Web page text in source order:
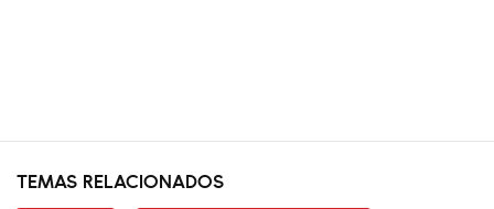
TEMAS RELACIONADOS